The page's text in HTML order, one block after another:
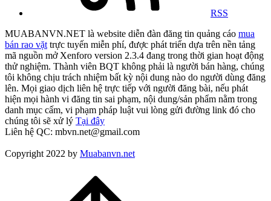
RSS
MUABANVN.NET là website diễn đàn đăng tin quảng cáo mua
bán rao vặt trực tuyến miễn phí, được phát triển dựa trên nền tảng
mã nguồn mở Xenforo version 2.3.4 đang trong thời gian hoạt động
thử nghiệm. Thành viên BQT không phải là người bán hàng, chúng
tôi không chịu trách nhiệm bất kỳ nội dung nào do người dùng đăng
lên. Mọi giao dịch liên hệ trực tiếp với người đăng bài, nếu phát
hiện mọi hành vi đăng tin sai phạm, nội dung/sản phẩm nằm trong
danh mục cấm, vi phạm pháp luật vui lòng gửi đường link đó cho
chúng tôi sẽ xử lý Tại đây
Liên hệ QC: mbvn.net@gmail.com
Copyright 2022 by Muabanvn.net